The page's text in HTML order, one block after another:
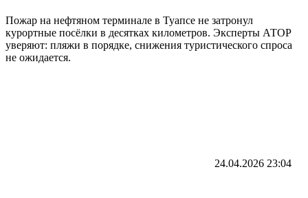
Пожар на нефтяном терминале в Туапсе не затронул
курортные посёлки в десятках километров. Эксперты АТОР
уверяют: пляжи в порядке, снижения туристического спроса
не ожидается.
24.04.2026 23:04